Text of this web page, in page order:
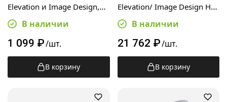
Elevation и Image Design,
черныйВ наличии
1 099 ₽/шт.
В корзину
Elevation/ Image Design H1,
205508В наличии
21 762 ₽/шт.
В корзину